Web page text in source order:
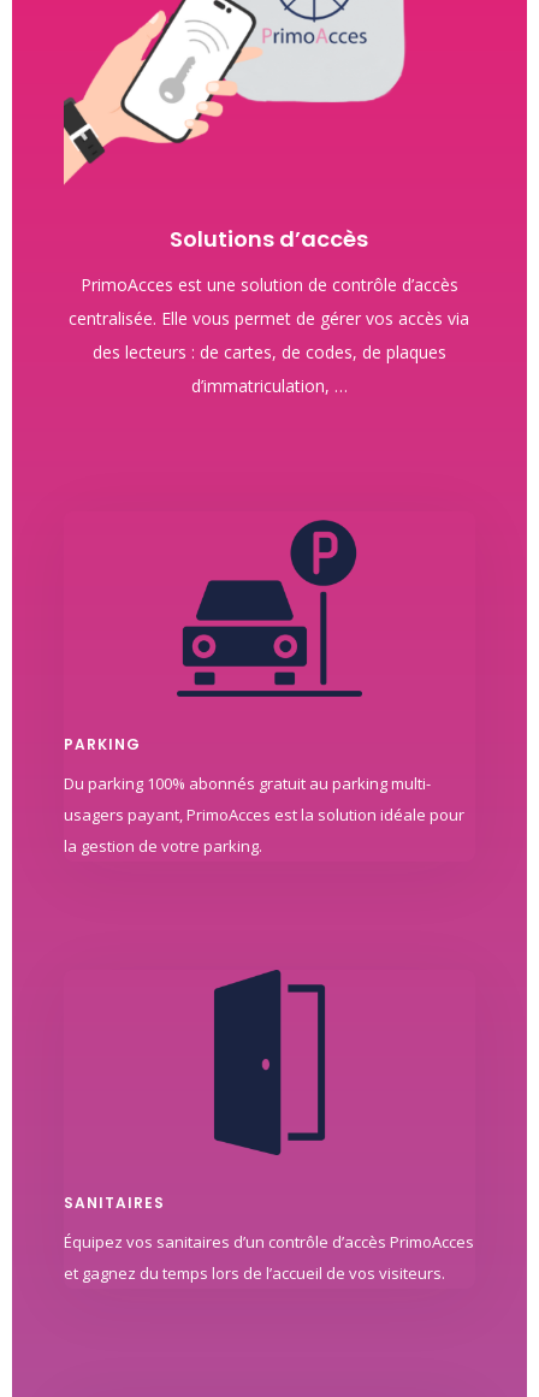
Solutions d’accès
PrimoAcces est une solution de contrôle d’accès
centralisée. Elle vous permet de gérer vos accès via
des lecteurs : de cartes, de codes, de plaques
d’immatriculation, …
PARKING
Du parking 100% abonnés gratuit au parking multi-
usagers payant, PrimoAcces est la solution idéale pour
la gestion de votre parking.
SANITAIRES
Équipez vos sanitaires d’un contrôle d’accès PrimoAcces
et gagnez du temps lors de l’accueil de vos visiteurs.